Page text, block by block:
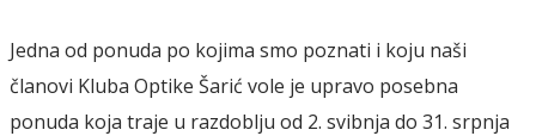
Jedna od ponuda po kojima smo poznati i koju naši
članovi Kluba Optike Šarić vole je upravo posebna
ponuda koja traje u razdoblju od 2. svibnja do 31. srpnja